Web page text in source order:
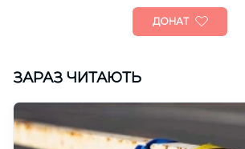
ДОНАТ
ЗАРАЗ ЧИТАЮТЬ